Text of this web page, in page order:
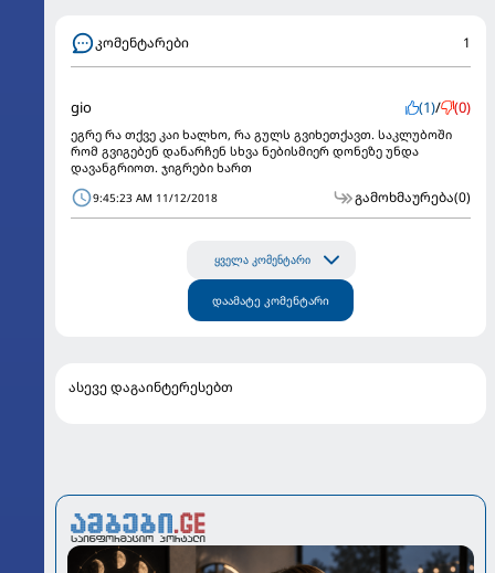
კომენტარები 1
gio (1)/ (0)
ეგრე რა თქვე კაი ხალხო, რა გულს გვიხეთქავთ. საკლუბოში
რომ გვიგებენ დანარჩენ სხვა ნებისმიერ დონეზე უნდა
დავანგრიოთ. ჯიგრები ხართ
9:45:23 AM 11/12/2018 გამოხმაურება(0)
ყველა კომენტარი
დაამატე კომენტარი
ასევე დაგაინტერესებთ